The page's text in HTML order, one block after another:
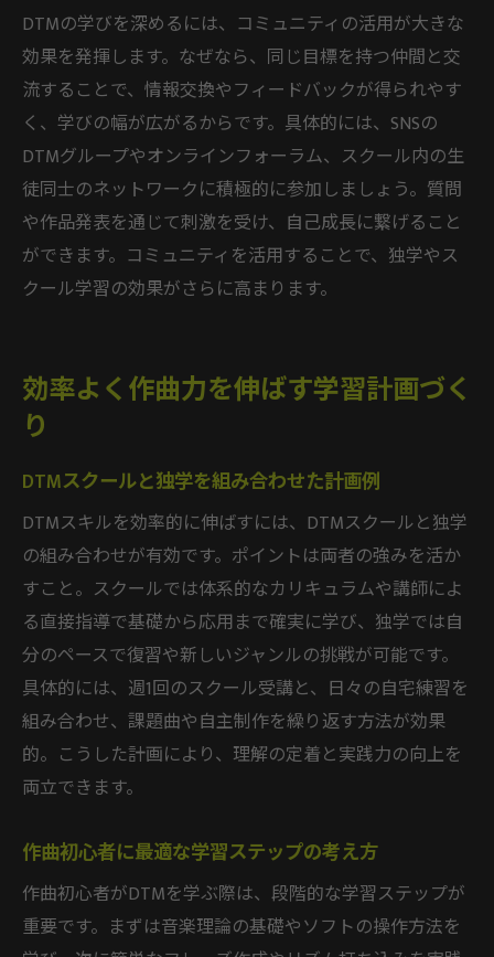
DTMの学びを深めるには、コミュニティの活用が大きな
効果を発揮します。なぜなら、同じ目標を持つ仲間と交
流することで、情報交換やフィードバックが得られやす
く、学びの幅が広がるからです。具体的には、SNSの
DTMグループやオンラインフォーラム、スクール内の生
徒同士のネットワークに積極的に参加しましょう。質問
や作品発表を通じて刺激を受け、自己成長に繋げること
ができます。コミュニティを活用することで、独学やス
クール学習の効果がさらに高まります。
効率よく作曲力を伸ばす学習計画づく
り
DTMスクールと独学を組み合わせた計画例
DTMスキルを効率的に伸ばすには、DTMスクールと独学
の組み合わせが有効です。ポイントは両者の強みを活か
すこと。スクールでは体系的なカリキュラムや講師によ
る直接指導で基礎から応用まで確実に学び、独学では自
分のペースで復習や新しいジャンルの挑戦が可能です。
具体的には、週1回のスクール受講と、日々の自宅練習を
組み合わせ、課題曲や自主制作を繰り返す方法が効果
的。こうした計画により、理解の定着と実践力の向上を
両立できます。
作曲初心者に最適な学習ステップの考え方
作曲初心者がDTMを学ぶ際は、段階的な学習ステップが
重要です。まずは音楽理論の基礎やソフトの操作方法を